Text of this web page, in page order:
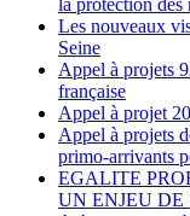
Les nouveaux
Seine
Appel à projets
française
Appel à projet
Appel à projets
primo-arrivants
EGALITE
UN ENJEU DE